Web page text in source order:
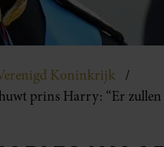
Koninkrijk
prins Harry: “Er zullen